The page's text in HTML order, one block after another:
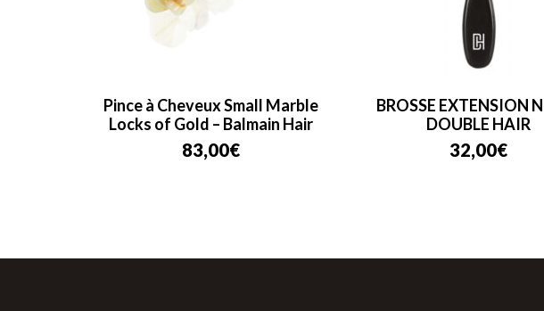
Pince à Cheveux Small Marble
Locks of Gold – Balmain Hair
83,00€
BROSSE EXTENSION
DOUBLE HAIR
32,00€